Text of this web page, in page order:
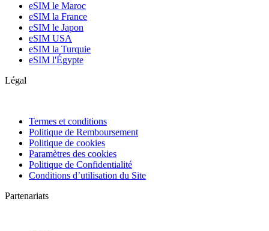
eSIM le Maroc
eSIM la France
eSIM le Japon
eSIM USA
eSIM la Turquie
eSIM l'Égypte
Légal
Termes et conditions
Politique de Remboursement
Politique de cookies
Paramètres des cookies
Politique de Confidentialité
Conditions d’utilisation du Site
Partenariats